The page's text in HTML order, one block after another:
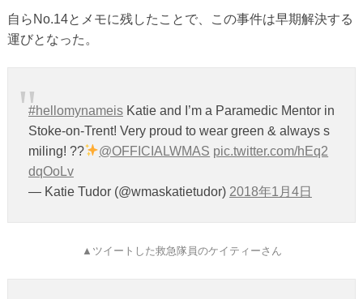
自らNo.14とメモに残したことで、この事件は早期解決する
運びとなった。
#hellomynameisKatie and I’m a Paramedic Mentor in
Stoke-on-Trent! Very proud to wear green & always s
miling! ??
@OFFICIALWMAS pic.twitter.com/hEq2
dqOoLv
— Katie Tudor (@wmaskatietudor) 2018年1月4日
▲ツイートした救急隊員のケイティーさん